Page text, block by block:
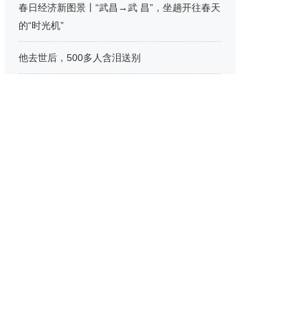
春日经济新图景丨“武昌→武 昌”，坐趟开往春天
的“时光机”
他去世后，500多人含泪送别